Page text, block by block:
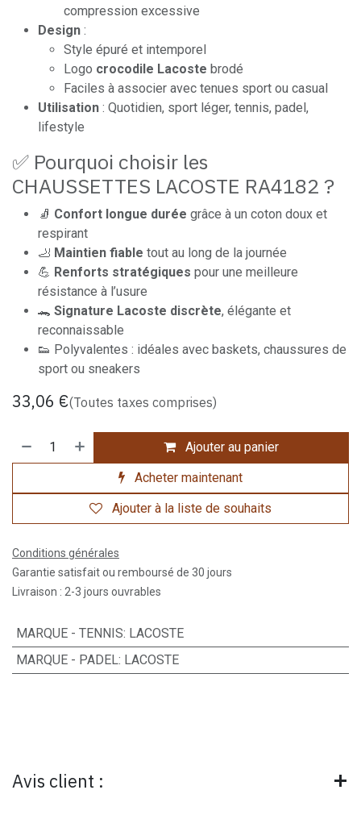
compression excessive
Design :
Style épuré et intemporel
Logo crocodile Lacoste brodé
Faciles à associer avec tenues sport ou casual
Utilisation : Quotidien, sport léger, tennis, padel,
lifestyle
✅ Pourquoi choisir les
CHAUSSETTES LACOSTE RA4182 ?
🧦 Confort longue durée grâce à un coton doux et
respirant
🦶 Maintien fiable tout au long de la journée
💪 Renforts stratégiques pour une meilleure
résistance à l’usure
🐊 Signature Lacoste discrète, élégante et
reconnaissable
👟 Polyvalentes : idéales avec baskets, chaussures de
sport ou sneakers
33,06 €(Toutes taxes comprises)
Ajouter au panier
Acheter maintenant
Ajouter à la liste de souhaits
Conditions générales
Garantie satisfait ou remboursé de 30 jours
Livraison : 2-3 jours ouvrables
MARQUE - TENNIS: LACOSTE
MARQUE - PADEL: LACOSTE
Avis client :